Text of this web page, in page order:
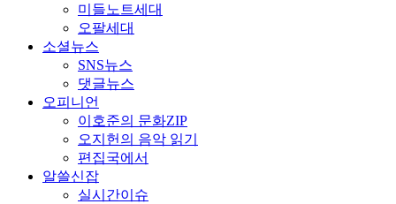
미들노트세대
오팔세대
소셜뉴스
SNS뉴스
댓글뉴스
오피니언
이호준의 문화ZIP
오지헌의 음악 읽기
편집국에서
알쓸신잡
실시간이슈